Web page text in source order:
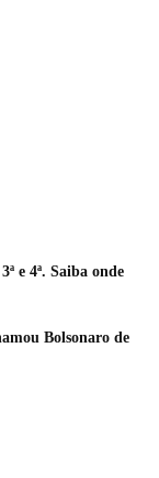
e 4ª. Saiba onde
Bolsonaro de